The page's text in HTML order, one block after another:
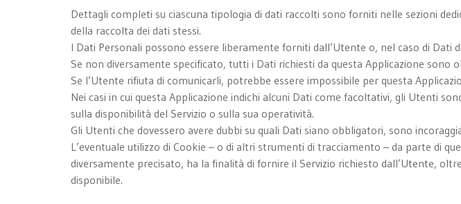
Dettagli completi su ciascuna tipologia di dati raccolti sono forniti nelle sezioni
della raccolta dei dati stessi.
I Dati Personali possono essere liberamente forniti dall’Utente o, nel caso di Dati
Se non diversamente specificato, tutti i Dati richiesti da questa Applicazione sono
Se l’Utente rifiuta di comunicarli, potrebbe essere impossibile per questa
Nei casi in cui questa Applicazione indichi alcuni Dati come facoltativi, gli Utenti
sulla disponibilità del Servizio o sulla sua operatività.
Gli Utenti che dovessero avere dubbi su quali Dati siano obbligatori, sono
L’eventuale utilizzo di Cookie – o di altri strumenti di tracciamento – da parte di
diversamente precisato, ha la finalità di fornire il Servizio richiesto dall’Utente,
disponibile.